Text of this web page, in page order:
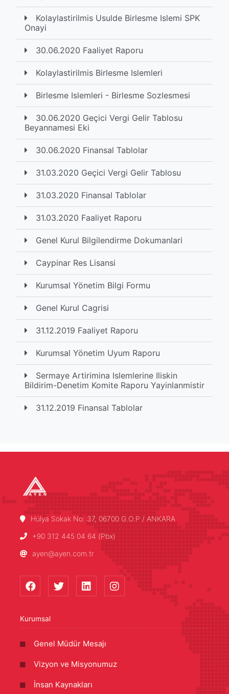
Kolaylastirilmis Usulde Birlesme Islemi SPK
Onayi
30.06.2020 Faaliyet Raporu
Kolaylastirilmis Birlesme Islemleri
Birlesme Islemleri - Birlesme Sozlesmesi
30.06.2020 Geçici Vergi Gelir Tablosu
Beyannamesi Eki
30.06.2020 Finansal Tablolar
31.03.2020 Geçici Vergi Gelir Tablosu
31.03.2020 Finansal Tablolar
31.03.2020 Faaliyet Raporu
Genel Kurul Bilgilendirme Dokumanlari
Caypinar Res Lisansi
Kurumsal Yönetim Bilgi Formu
Genel Kurul Cagrisi
31.12.2019 Faaliyet Raporu
Kurumsal Yönetim Uyum Raporu
Sermaye Artirimina Islemlerine Iliskin
Bildirim-Denetim Komite Raporu Yayinlanmistir
31.12.2019 Finansal Tablolar
Hülya Sokak No: 37, 06700 G.O.P / ANKARA
+90 312 445 04 64 (Pbx)
ayen@ayen.com.tr
Kurumsal
Genel Müdür Mesajı
Vizyon ve Misyonumuz
İnsan Kaynakları